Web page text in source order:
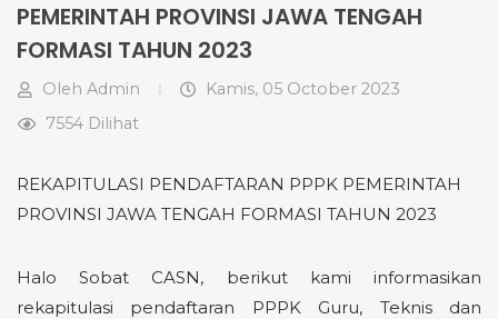
PEMERINTAH PROVINSI JAWA TENGAH
FORMASI TAHUN 2023
Oleh Admin
Kamis, 05 October 2023
7554 Dilihat
REKAPITULASI PENDAFTARAN PPPK PEMERINTAH
PROVINSI JAWA TENGAH FORMASI TAHUN 2023
Halo Sobat CASN, berikut kami informasikan
rekapitulasi pendaftaran PPPK Guru, Teknis dan